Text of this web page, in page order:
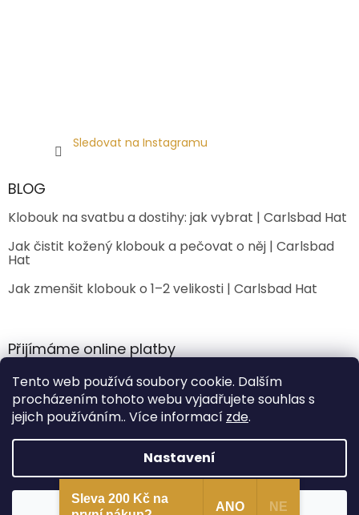
Tento web používá soubory cookie. Dalším
procházením tohoto webu vyjadřujete souhlas s
jejich používáním.. Více informací zde.
Nastavení
Souhlasím
Sledovat na Instagramu
BLOG
Klobouk na svatbu a dostihy: jak vybrat | Carlsbad Hat
Jak čistit kožený klobouk a pečovat o něj | Carlsbad
Hat
Jak zmenšit klobouk o 1–2 velikosti | Carlsbad Hat
Přijímáme online platby
Vytvořil Shoptet
Copyright 2026CarlsbadHat . Všechna práva vyhrazena.
Sleva 200 Kč na
ANO NE